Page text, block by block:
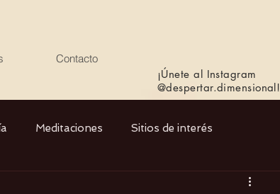
Contacto
¡Únete al Instagram
@despertar.dimensional!
Meditaciones Sitios de interés
Música